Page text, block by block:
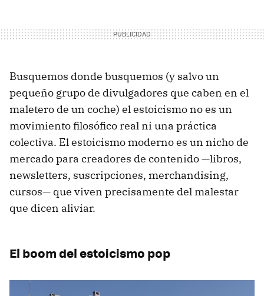
Busquemos donde busquemos (y salvo un
pequeño grupo de divulgadores que caben en el
maletero de un coche) el estoicismo no es un
movimiento filosófico real ni una práctica
colectiva. El estoicismo moderno es un nicho de
mercado para creadores de contenido —libros,
newsletters, suscripciones, merchandising,
cursos— que viven precisamente del malestar
que dicen aliviar.
El boom del estoicismo pop